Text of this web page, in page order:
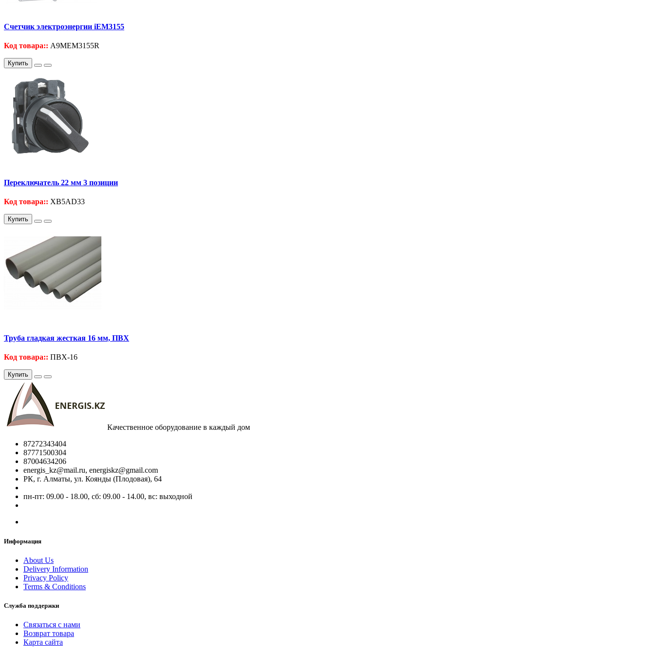
Счетчик электроэнергии iEM3155
Код товара:: A9MEM3155R
Купить
Переключатель 22 мм 3 позиции
Код товара:: XB5AD33
Купить
Труба гладкая жесткая 16 мм, ПВХ
Код товара:: ПВХ-16
Купить
Качественное оборудование в каждый дом
87272343404
87771500304
87004634206
energis_kz@mail.ru, energiskz@gmail.com
РК, г. Алматы, ул. Коянды (Плодовая), 64
пн-пт: 09.00 - 18.00, сб: 09.00 - 14.00, вс: выходной
Информация
About Us
Delivery Information
Privacy Policy
Terms & Conditions
Служба поддержки
Связаться с нами
Возврат товара
Карта сайта